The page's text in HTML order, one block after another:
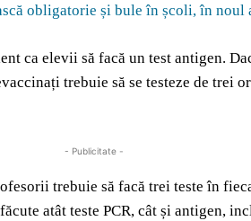
obligatorie și bule în școli, în noul
ca elevii să facă un test antigen.
trebuie să se testeze de trei
- Publicitate -
trebuie să facă trei teste în
atât teste PCR, cât și antigen,